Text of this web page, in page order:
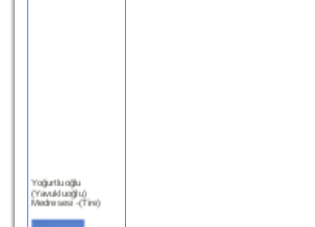
(Yavukluoğlu)
Medresesi -(Tire)